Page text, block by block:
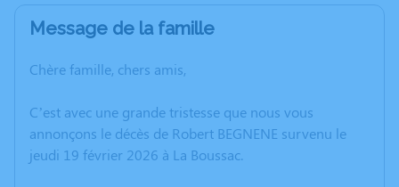
Message de la famille
Chère famille, chers amis,
C’est avec une grande tristesse que nous vous
annonçons le décès de Robert BEGNENE survenu le
jeudi 19 février 2026 à La Boussac.